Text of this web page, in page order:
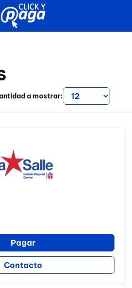
a mostrar:
Pagar
Contacto